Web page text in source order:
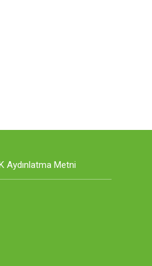
Aydınlatma Metni